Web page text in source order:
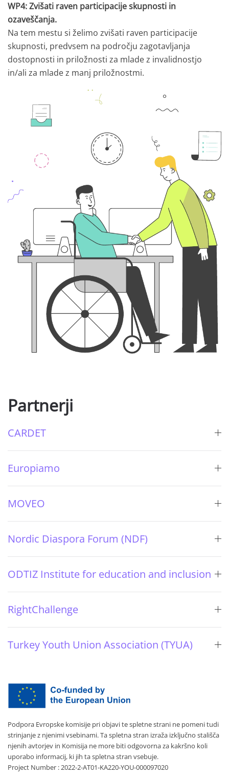
WP4: Zvišati raven participacije skupnosti in
ozaveščanja.
Na tem mestu si želimo zvišati raven participacije
skupnosti, predvsem na področju zagotavljanja
dostopnosti in priložnosti za mlade z invalidnostjo
in/ali za mlade z manj priložnostmi.
Partnerji
CARDET
Europiamo
MOVEO
Nordic Diaspora Forum (NDF)
ODTIZ Institute for education and inclusion
RightChallenge
Turkey Youth Union Association (TYUA)
Podpora Evropske komisije pri objavi te spletne strani ne pomeni tudi
strinjanje z njenimi vsebinami. Ta spletna stran izraža izključno stališča
njenih avtorjev in Komisija ne more biti odgovorna za kakršno koli
uporabo informacij, ki jih ta spletna stran vsebuje.
Project Number : 2022-2-AT01-KA220-YOU-000097020